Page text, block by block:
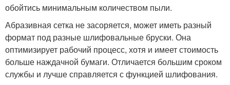
обойтись минимальным количеством пыли.
Абразивная сетка не засоряется, может иметь разный
формат под разные шлифовальные бруски. Она
оптимизирует рабочий процесс, хотя и имеет стоимость
больше наждачной бумаги. Отличается большим сроком
службы и лучше справляется с функцией шлифования.